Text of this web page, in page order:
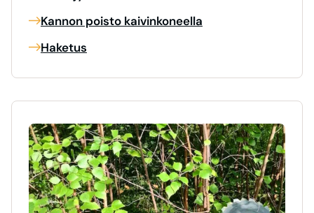
Kannon poisto kaivinkoneella
Haketus